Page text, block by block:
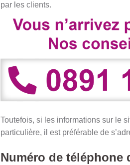
par les clients.
Toutefois, si les informations sur le
particulière, il est préférable de
Numéro de téléphone